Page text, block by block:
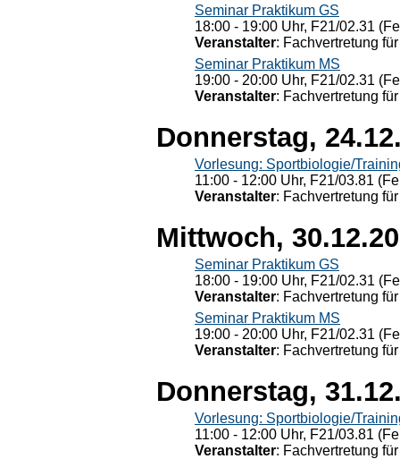
Seminar Praktikum GS
18:00 - 19:00 Uhr, F21/02.31
Veranstalter: Fachvertretung
Seminar Praktikum MS
19:00 - 20:00 Uhr, F21/02.31
Veranstalter: Fachvertretung
Donnerstag,
Vorlesung: Sportbiologie/
11:00 - 12:00 Uhr, F21/03.81
Veranstalter: Fachvertretung
Mittwoch,
Seminar Praktikum GS
18:00 - 19:00 Uhr, F21/02.31
Veranstalter: Fachvertretung
Seminar Praktikum MS
19:00 - 20:00 Uhr, F21/02.31
Veranstalter: Fachvertretung
Donnerstag,
Vorlesung: Sportbiologie/
11:00 - 12:00 Uhr, F21/03.81
Veranstalter: Fachvertretung